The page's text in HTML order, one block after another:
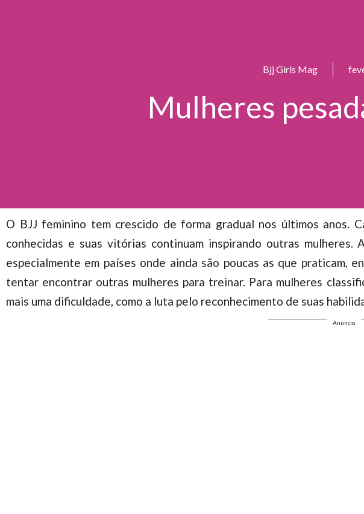
Bjj Girls Mag
Mulheres
O BJJ feminino tem crescido de forma gradual nos últimos anos.
conhecidas e suas vitórias continuam inspirando outras
especialmente em países onde ainda são poucas as que praticam,
tentar encontrar outras mulheres para treinar. Para mulheres
mais uma dificuldade, como a luta pelo reconhecimento de suas
Anúncio